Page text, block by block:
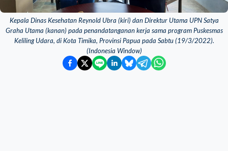
Kepala Dinas Kesehatan Reynold Ubra (kiri) dan Direktur Utama UPN Satya
Graha Utama (kanan) pada penandatanganan kerja sama program Puskesmas
Keliling Udara, di Kota Timika, Provinsi Papua pada Sabtu (19/3/2022).
(Indonesia Window)